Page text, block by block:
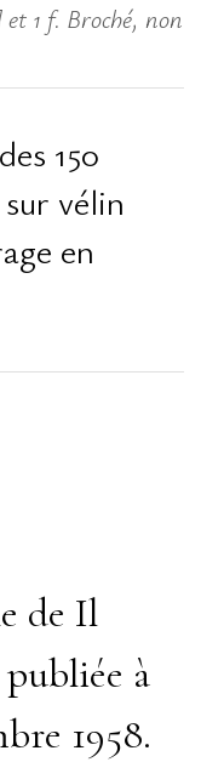
et 1 f. Broché, non
150
vélin
en
de Il
à
1958.